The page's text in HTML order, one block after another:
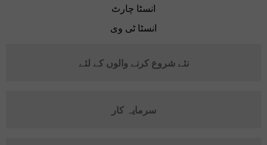
انسٹا چارٹ
انسٹا ٹی وی
نئے شروع کرنے والوں کے لئے
سرمایہ کار